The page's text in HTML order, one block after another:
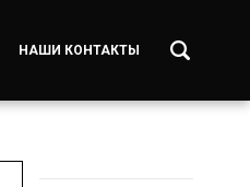
НАШИ КОНТАКТЫ